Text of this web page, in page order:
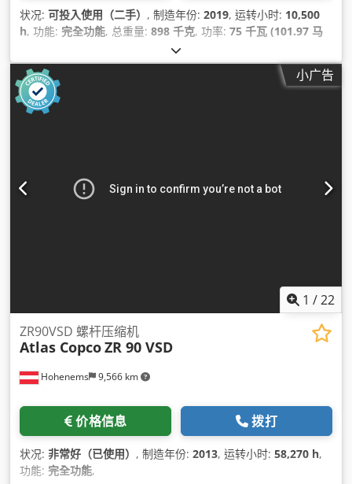
状况: 可投入使用（二手） , 制造年份: 2019, 运转小时: 10,500
h, 功能: 完全功能, 总重量: 898 千克, 功率: 75 千瓦 (101.97 马
476 立方米/小时, 压力（最大）:
型:空气, 设备:文档 / 手册, 铭牌可用,
小广告
1 /22
Hohenems 9,566 km
ZR90VSD 螺杆压缩机
Atlas CopcoZR 90 VSD
价格信息 拨打
状况: 非常好（已使用） , 制造年份: 2013, 运转小时: 58,270 h,
功能: 完全功能,